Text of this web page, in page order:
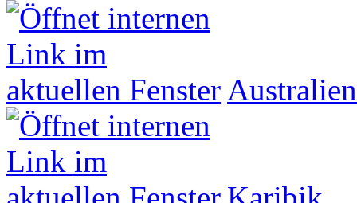
Australien